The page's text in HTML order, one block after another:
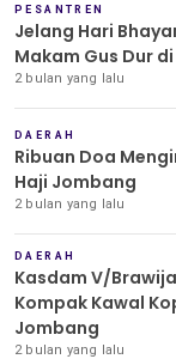
PESANTREN
Jelang Hari
Makam Gus Dur
2 bulan yang lalu
DAERAH
Ribuan Doa
Haji Jombang
2 bulan yang lalu
DAERAH
Kasdam V/
Kompak Kawal
Jombang
2 bulan yang lalu